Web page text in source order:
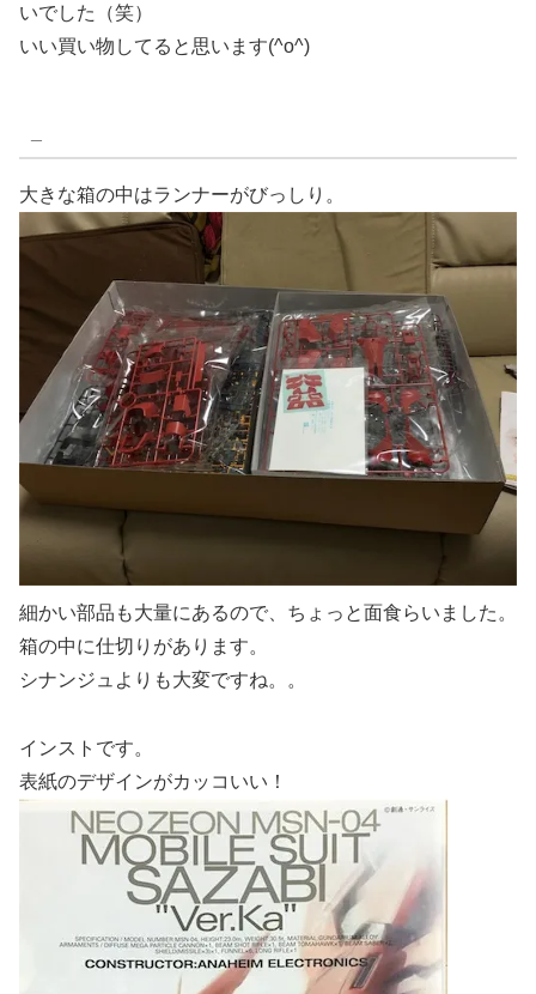
いでした（笑）
いい買い物してると思います(^o^)
大きな箱の中はランナーがびっしり。
細かい部品も大量にあるので、ちょっと面食らいました。
箱の中に仕切りがあります。
シナンジュよりも大変ですね。。
インストです。
表紙のデザインがカッコいい！